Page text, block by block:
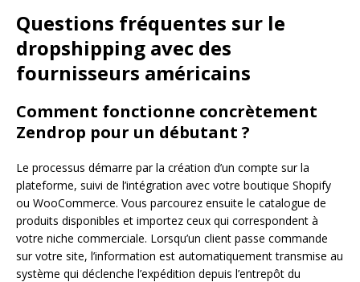
Questions fréquentes sur le
dropshipping avec des
fournisseurs américains
Comment fonctionne concrètement
Zendrop pour un débutant ?
Le processus démarre par la création d’un compte sur la
plateforme, suivi de l’intégration avec votre boutique Shopify
ou WooCommerce. Vous parcourez ensuite le catalogue de
produits disponibles et importez ceux qui correspondent à
votre niche commerciale. Lorsqu’un client passe commande
sur votre site, l’information est automatiquement transmise au
système qui déclenche l’expédition depuis l’entrepôt du